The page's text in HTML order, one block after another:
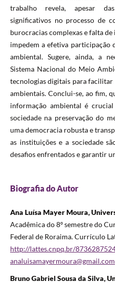
trabalho revela, apesar
significativos no processo de
burocracias complexas e falta
impedem a efetiva participação
ambiental. Sugere, ainda, a
Sistema Nacional do Meio
tecnologias digitais para
ambientais. Conclui-se, ao fim,
informação ambiental é
sociedade na preservação do
uma democracia robusta e
as instituições e a sociedade
desafios enfrentados e garantir
Biografia do Autor
Ana Luísa Mayer Moura,
Acadêmica do 8º semestre do
Federal de Roraima. Currículo
http://lattes.cnpq.br/
analuisamayermoura@gmail.com
Bruno Gabriel Sousa da Silva,